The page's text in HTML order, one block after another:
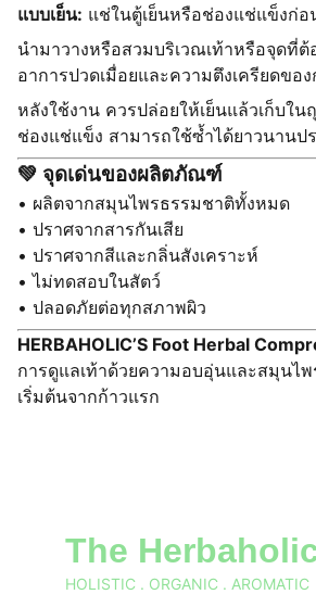
แบบเย็น: แช่ในตู้เย็นหรือช่องแช่แข็งก่อ
นำมาวางหรือสวมบริเวณเท้าหรือจุดที่ต้
อาการปวดเมื่อยและความตึงเครียดขอ
หลังใช้งาน ควรปล่อยให้เย็นแล้วเก็บใ
ช่องแช่แข็ง สามารถใช้ซ้ำได้ยาวนาน
💚 จุดเด่นของผลิตภัณฑ์
• ผลิตจากสมุนไพรธรรมชาติทั้งหมด
• ปราศจากสารกันเสีย
• ปราศจากสีและกลิ่นสังเคราะห์
• ไม่ทดสอบในสัตว์
• ปลอดภัยต่อทุกสภาพผิว
HERBAHOLIC’S Foot Herbal
การดูแลเท้าด้วยความอบอุ่นและสมุนไ
เริ่มต้นจากก้าวแรก
The
HOLISTIC . ORGANIC . AROMATIC